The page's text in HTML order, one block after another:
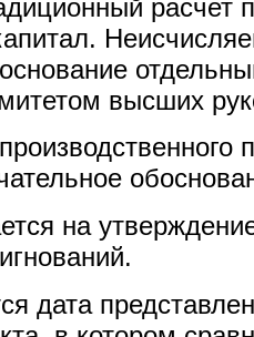
расчет
высших
на
дата